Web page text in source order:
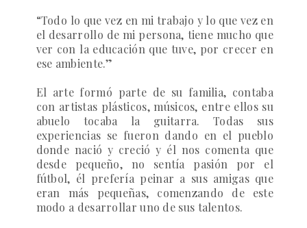
“Todo lo que vez en mi trabajo y lo que vez en
el desarrollo de mi persona, tiene mucho que
ver con la educación que tuve, por crecer en
ese ambiente.”
El arte formó parte de su familia, contaba
con artistas plásticos, músicos, entre ellos su
abuelo tocaba la guitarra. Todas sus
experiencias se fueron dando en el pueblo
donde nació y creció y él nos comenta que
desde pequeño, no sentía pasión por el
fútbol, él prefería peinar a sus amigas que
eran más pequeñas, comenzando de este
modo a desarrollar uno de sus talentos.